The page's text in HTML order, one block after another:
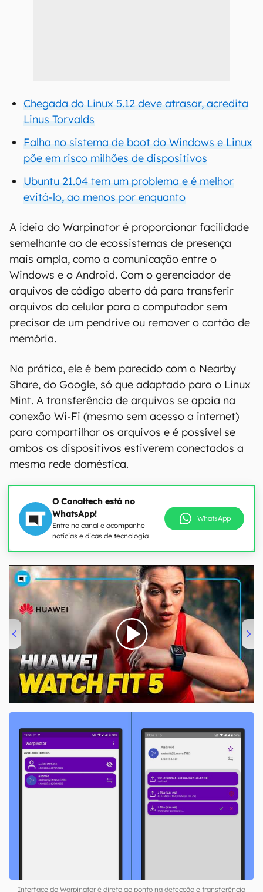
Chegada do Linux 5.12 deve atrasar, acredita
Linus Torvalds
Falha no sistema de boot do Windows e Linux
põe em risco milhões de dispositivos
Ubuntu 21.04 tem um problema e é melhor
evitá-lo, ao menos por enquanto
A ideia do Warpinator é proporcionar facilidade
semelhante ao de ecossistemas de presença
mais ampla, como a comunicação entre o
Windows e o Android. Com o gerenciador de
arquivos de código aberto dá para transferir
arquivos do celular para o computador sem
precisar de um pendrive ou remover o cartão de
memória.
Na prática, ele é bem parecido com o Nearby
Share, do Google, só que adaptado para o Linux
Mint. A transferência de arquivos se apoia na
conexão Wi-Fi (mesmo sem acesso a internet)
para compartilhar os arquivos e é possível se
ambos os dispositivos estiverem conectados a
mesma rede doméstica.
O Canaltech está no
WhatsApp!
Entre no canal e acompanhe
notícias e dicas de tecnologia
WhatsApp
00:00/04:51
Interface do Warpinator é direto ao ponto na detecção e transferência